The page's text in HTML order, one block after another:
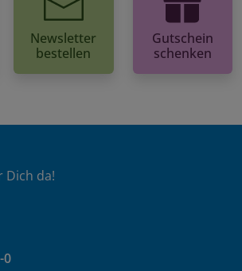
Newsletter
bestellen
Gutschein
schenken
Dich da!
0